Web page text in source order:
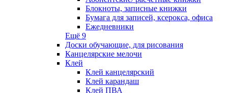
Блокноты, записные книжки
Бумага для записей, ксерокса, офиса
Ежедневники
Ещё 9
Доски обучающие, для рисования
Канцелярские мелочи
Клей
Клей канцелярский
Клей карандаш
Клей ПВА